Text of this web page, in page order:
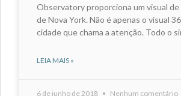
Observatory proporciona um visual
de Nova York. Não é apenas o visual
cidade que chama a atenção. Todo o
LEIA MAIS »
6 de junho de 2018 Nenhum comentário